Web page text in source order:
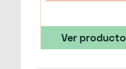
Ver producto